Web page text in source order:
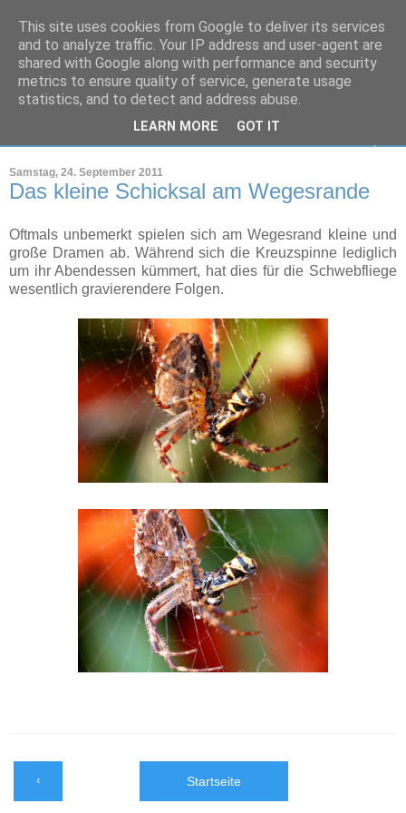
Markus Peters
Wohin nur mit all den Bildern?
Samstag, 24. September 2011
Das kleine Schicksal am Wegesrande
Oftmals unbemerkt spielen sich am Wegesrand kleine und
große Dramen ab. Während sich die Kreuzspinne lediglich
um ihr Abendessen kümmert, hat dies für die Schwebfliege
wesentlich gravierendere Folgen.
‹ Startseite
This site uses cookies from Google to deliver its services
and to analyze traffic. Your IP address and user-agent are
shared with Google along with performance and security
metrics to ensure quality of service, generate usage
statistics, and to detect and address abuse.
LEARN MORE GOT IT